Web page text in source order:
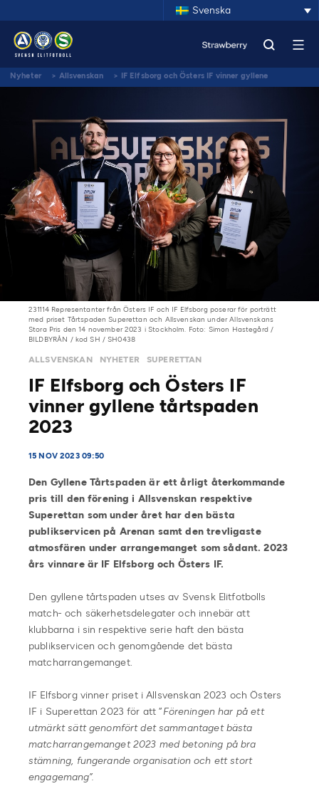
Svenska
Nyheter > Allsvenskan > IF Elfsborg och Östers IF vinner gyllene
231114 Representanter från Östers IF och IF Elfsborg poserar för porträtt
med priset Tårtspaden Superettan och Allsvenskan under Allsvenskans
Stora Pris den 14 november 2023 i Stockholm. Foto: Simon Hastegård /
BILDBYRÅN / kod SH / SH0438
ALLSVENSKAN NYHETER SUPERETTAN
IF Elfsborg och Östers IF
vinner gyllene tårtspaden
2023
15 NOV 2023 09:50
Den Gyllene Tårtspaden är ett årligt återkommande
pris till den förening i Allsvenskan respektive
Superettan som under året har den bästa
publikservicen på Arenan samt den trevligaste
atmosfären under arrangemanget som sådant. 2023
års vinnare är IF Elfsborg och Östers IF.
Den gyllene tårtspaden utses av Svensk Elitfotbolls
match- och säkerhetsdelegater och innebär att
klubbarna i sin respektive serie haft den bästa
publikservicen och genomgående det bästa
matcharrangemanget.
IF Elfsborg vinner priset i Allsvenskan 2023 och Östers
IF i Superettan 2023 för att ”Föreningen har på ett
utmärkt sätt genomfört det sammantaget bästa
matcharrangemanget 2023 med betoning på bra
stämning, fungerande organisation och ett stort
engagemang”.